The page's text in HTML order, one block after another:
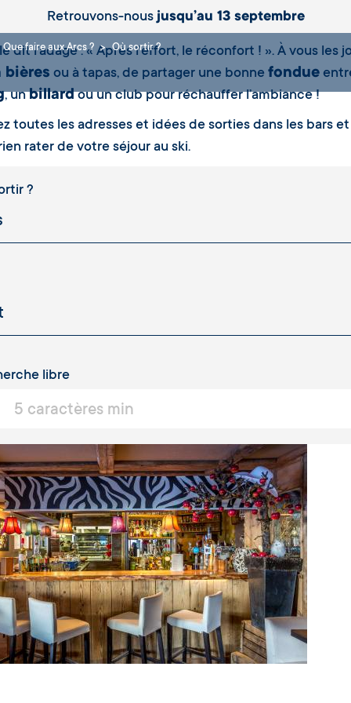
Retrouvons-nousjusqu’au 13 septembre
Que faire aux Arcs ? Où sortir ?
dit l’adage : « Après l’effort, le réconfort ! ». À vous
bières ou à tapas, de partager une bonne fondue
, unbillardou un club pour réchauffer l’ambiance !
toutes les adresses et idées de sorties dans les bars
rater de votre séjour au ski.
?
libre